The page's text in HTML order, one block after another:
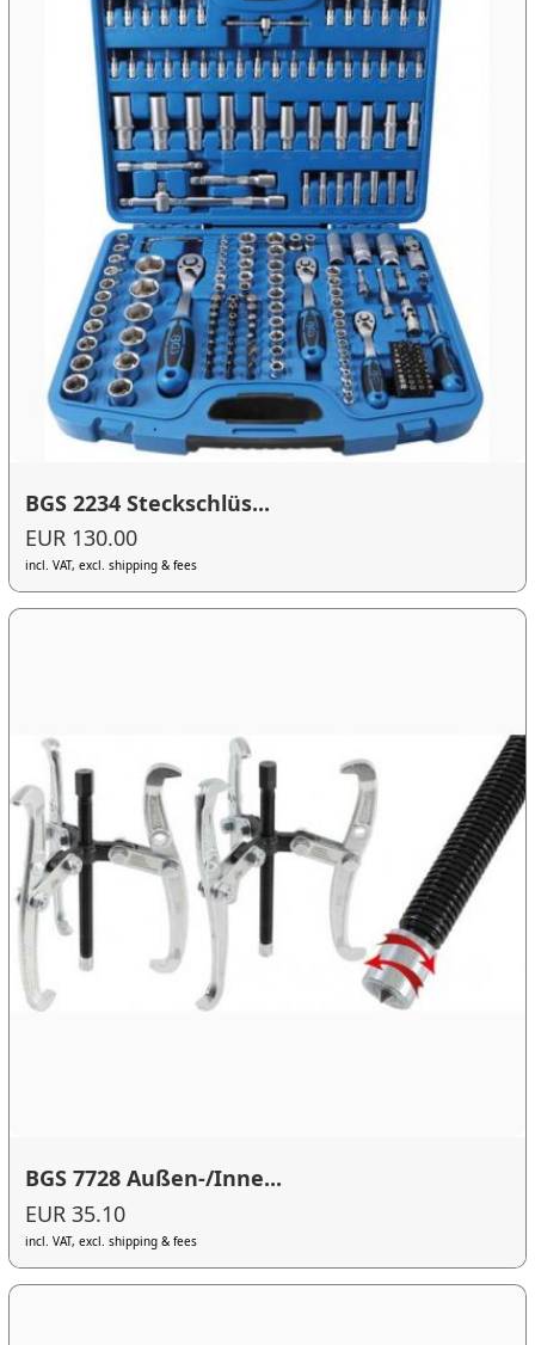
BGS 2234 Steckschlüs...
EUR 130.00
incl. VAT, excl. shipping & fees
BGS 7728 Außen-/Inne...
EUR 35.10
incl. VAT, excl. shipping & fees